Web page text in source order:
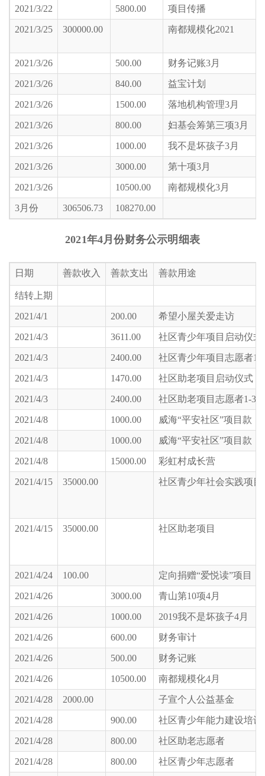
2021/3/22 5800.00 项目传播
2021/3/25 300000.00 南都规模化2021
2021/3/26 500.00 财务记账3月
2021/3/26 840.00 益宝计划
2021/3/26 1500.00 落地机构管理3月
2021/3/26 800.00 妇基会筹第三项3月
2021/3/26 1000.00 我不是坏孩子3月
2021/3/26 3000.00 第十项3月
2021/3/26 10500.00 南都规模化3月
3月份 306506.73 108270.00
2021年4月份财务公示明细表
日期 善款收入 善款支出 善款用途
结转上期
2021/4/1 200.00 希望小屋关爱走访
2021/4/3 3611.00 社区青少年项目启动仪
2021/4/3 2400.00 社区青少年项目志愿者1-
2021/4/3 1470.00 社区助老项目启动仪式
2021/4/3 2400.00 社区助老项目志愿者1-3月
2021/4/8 1000.00 威海“平安社区”项目款（
2021/4/8 1000.00 威海“平安社区”项目款（
2021/4/8 15000.00 彩虹村成长营
2021/4/15 35000.00 社区青少年社会实践项目
2021/4/15 35000.00 社区助老项目
2021/4/24 100.00 定向捐赠“爱悦读”项目
2021/4/26 3000.00 青山第10项4月
2021/4/26 1000.00 2019我不是坏孩子4月
2021/4/26 600.00 财务审计
2021/4/26 500.00 财务记账
2021/4/26 10500.00 南都规模化4月
2021/4/28 2000.00 子宣个人公益基金
2021/4/28 900.00 社区青少年能力建设培
2021/4/28 800.00 社区助老志愿者
2021/4/28 800.00 社区青少年志愿者